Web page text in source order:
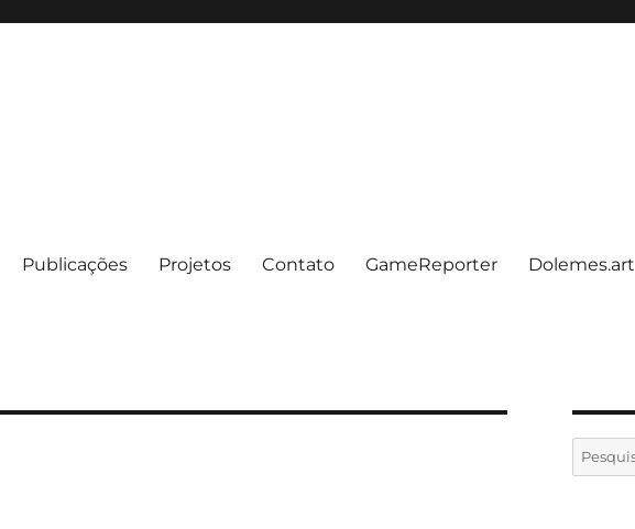
Publicações Projetos Contato GameReporter Dolemes.art
Pesquisar
por: